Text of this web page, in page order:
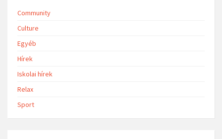
Community
Culture
Egyéb
Hírek
Iskolai hírek
Relax
Sport